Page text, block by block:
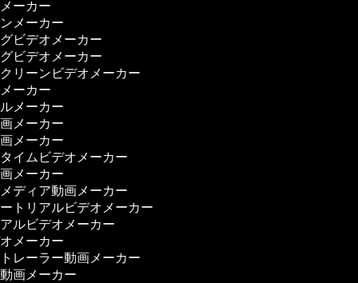
ーカー
メーカー
ビデオメーカー
ビデオメーカー
クリーンビデオメーカー
ーカー
メーカー
メーカー
メーカー
タイムビデオメーカー
メーカー
メディア動画メーカー
ートリアルビデオメーカー
アルビデオメーカー
メーカー
トレーラー動画メーカー
画メーカー